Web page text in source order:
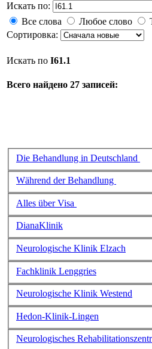
Искать по:
Все слова Любое слово
Сортировка:
Искать по I61.1
Всего найдено 27 записей:
Die Behandlung in Deutschland
Während der Behandlung
Alles über Visa
DianaKlinik
Neurologische Klinik Elzach
Fachklinik Lenggries
Neurologische Klinik Westend
Hedon-Klinik-Lingen
Neurologisches